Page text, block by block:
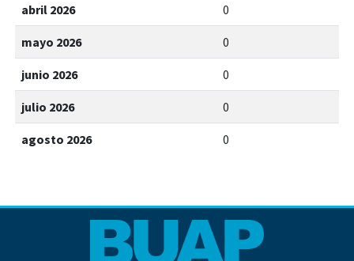
abril 2026 0
mayo 2026 0
junio 2026 0
julio 2026 0
agosto 2026 0